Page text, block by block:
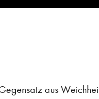
aus